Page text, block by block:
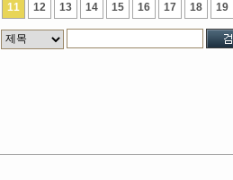
11 12 13 14 15 16 17 18 19